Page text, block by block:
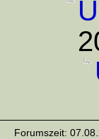
Forumszeit: